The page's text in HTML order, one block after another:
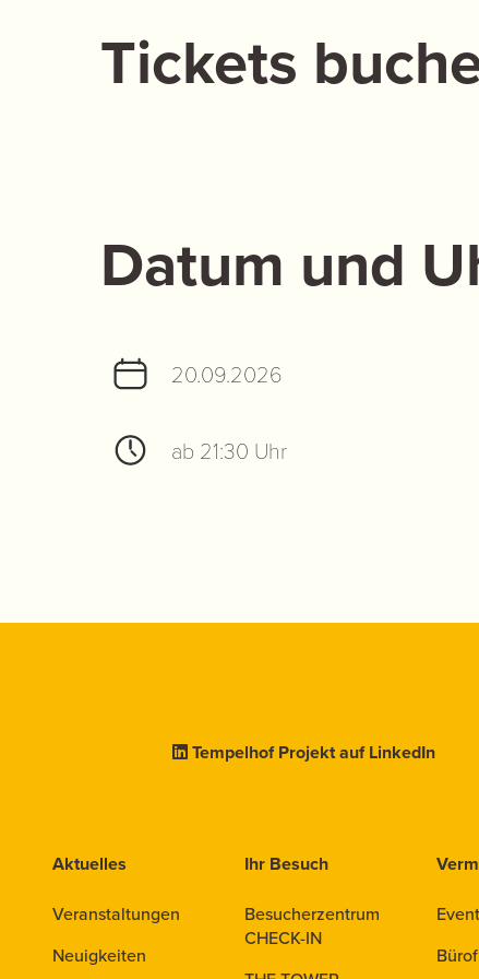
Tickets
Datum und
20.09.2026
ab 21:30 Uhr
Tempelhof Projekt auf LinkedIn
Aktuelles
Veranstaltungen
Neuigkeiten
Ihr Besuch
Besucherzentrum
CHECK-IN